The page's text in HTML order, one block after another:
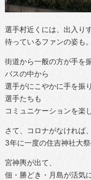
選手村近くには、出入り
待っているファンの姿も。
街道から一般の方が手を
バスの中から
選手がにこやかに手を振
選手たちも
コミュニケーションを楽
さて、コロナがなければ
3年に一度の住吉神社大祭
宮神輿が出て、
佃・勝どき・月島が活気